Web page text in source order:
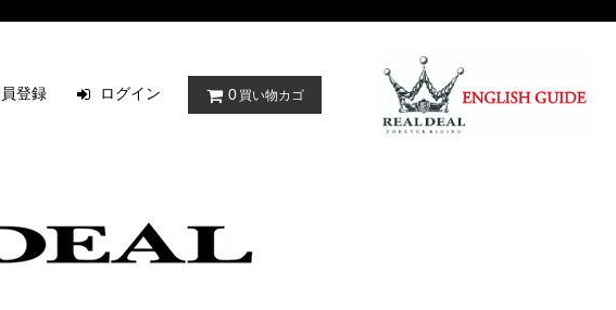
登録 ログイン 0 買い物カゴ